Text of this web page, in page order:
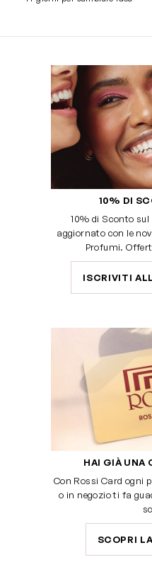
10% DI
10% di Sconto
aggiornato con le
Profumi.
ISCRIVITI
HAI GIÀ UNA
Con Rossi Card ogni
o in negozio ti fa
SCOPRI